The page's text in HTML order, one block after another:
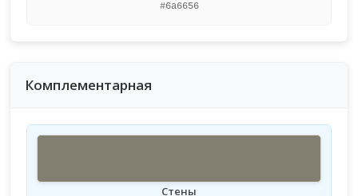
#6a6656
Комплементарная
Стены